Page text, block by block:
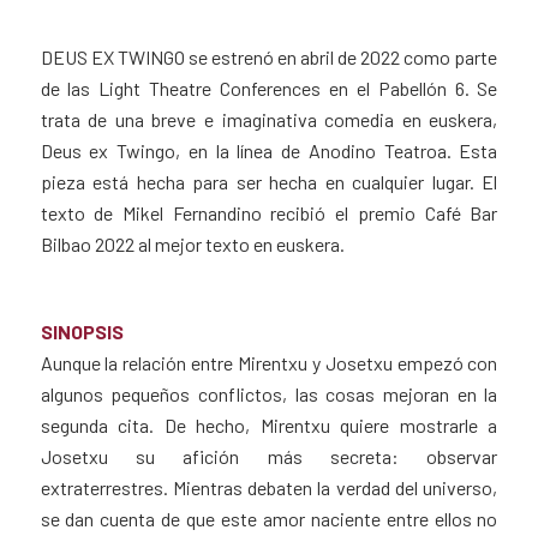
DEUS EX TWINGO se estrenó en abril de 2022 como parte
de las Light Theatre Conferences en el Pabellón 6. Se
trata de una breve e imaginativa comedia en euskera,
Deus ex Twingo, en la línea de Anodino Teatroa. Esta
pieza está hecha para ser hecha en cualquier lugar. El
texto de Mikel Fernandino recibió el premio Café Bar
Bilbao 2022 al mejor texto en euskera.
SINOPSIS
Aunque la relación entre Mirentxu y Josetxu empezó con
algunos pequeños conflictos, las cosas mejoran en la
segunda cita. De hecho, Mirentxu quiere mostrarle a
Josetxu su afición más secreta: observar
extraterrestres. Mientras debaten la verdad del universo,
se dan cuenta de que este amor naciente entre ellos no